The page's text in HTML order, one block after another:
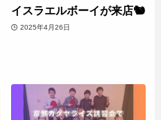
イスラエルボーイが来店🐿
2025年4月26日